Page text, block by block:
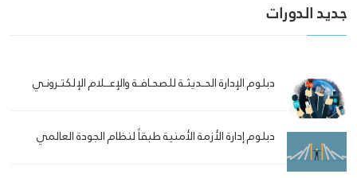
جديد الدورات
دبلوم الإدارة الحـديثـة للصحـافـة والإعــلام الإلكتـرونـي
دبلوم إدارة الأزمة الأمنية طبقاً لنظام الجودة العالمي